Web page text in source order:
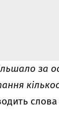
за
слова